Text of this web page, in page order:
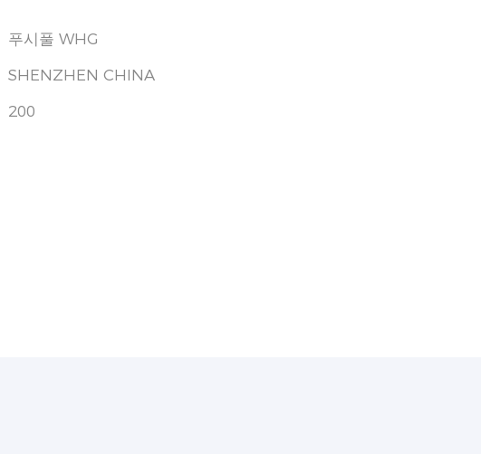
푸시풀 WHG
SHENZHEN CHINA
200